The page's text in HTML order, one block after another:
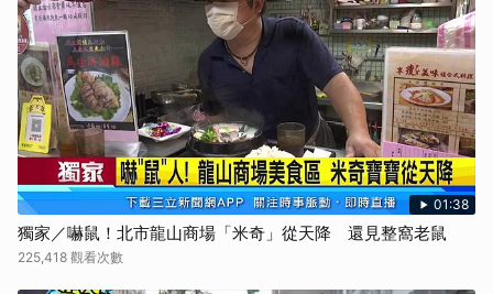
01:38
獨家／嚇鼠！北市龍山商場「米奇」從天降 還見整窩老鼠
225,418 觀看次數